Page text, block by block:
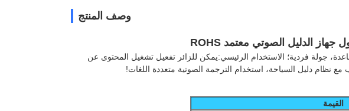
وصف المنتج
ذاتية المساعدة، جولة فردية؛ الاستخدام الرئيسي:يمكن للزائر تفعيل تشغيل المحتوى عن
نظام دليل السياحة، استخدام الترجمة الصوتية متعددة اللغات!
القيمة